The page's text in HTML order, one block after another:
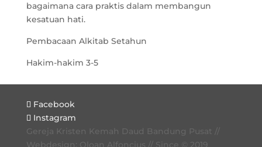
bagaimana cara praktis dalam membangun
kesatuan hati.
Pembacaan Alkitab Setahun
Hakim-hakim 3-5
Facebook
Instagram
Gereja Kristen Kemah Daud Bandung Pusat //
Webdesign: Oloan Alfoncius // Since © 2019